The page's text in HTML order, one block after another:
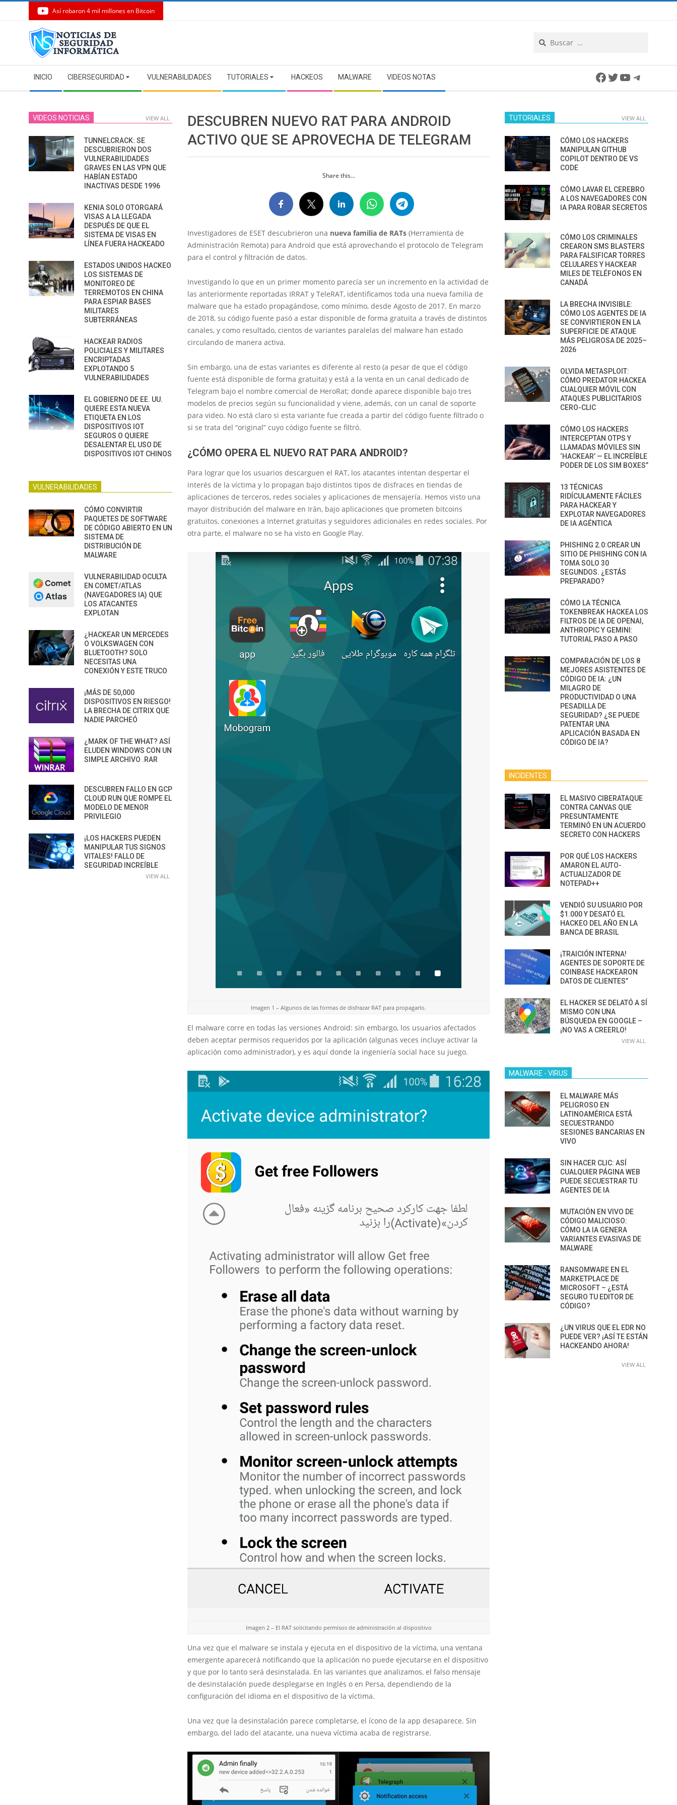
Así robaron 4 mil millones en Bitcoin
Navigation
Menu
INICIO CIBERSEGURIDAD VULNERABILIDADES TUTORIALES HACKEOS MALWARE VIDEOS NOTAS Facebook
Twitter
YouTube
DESCUBREN NUEVO RAT PARA ANDROID
ACTIVO QUE SE APROVECHA DE TELEGRAM
Share this...
Investigadores de ESET descubrieron una nueva familia de RATs (Herramienta de
Administración Remota) para Android que está aprovechando el protocolo de Telegram
para el control y filtración de datos.
Investigando lo que en un primer momento parecía ser un incremento en la actividad de
las anteriormente reportadas IRRAT y TeleRAT, identificamos toda una nueva familia de
malware que ha estado propagándose, como mínimo, desde Agosto de 2017. En marzo
de 2018, su código fuente pasó a estar disponible de forma gratuita a través de distintos
canales, y como resultado, cientos de variantes paralelas del malware han estado
circulando de manera activa.
Sin embargo, una de estas variantes es diferente al resto (a pesar de que el código
fuente está disponible de forma gratuita) y está a la venta en un canal dedicado de
Telegram bajo el nombre comercial de HeroRat; donde aparece disponible bajo tres
modelos de precios según su funcionalidad y viene, además, con un canal de soporte
para video. No está claro si esta variante fue creada a partir del código fuente filtrado o
si se trata del “original” cuyo código fuente se filtró.
¿CÓMO OPERA EL NUEVO RAT PARA ANDROID?
Para lograr que los usuarios descarguen el RAT, los atacantes intentan despertar el
interés de la víctima y lo propagan bajo distintos tipos de disfraces en tiendas de
aplicaciones de terceros, redes sociales y aplicaciones de mensajería. Hemos visto una
mayor distribución del malware en Irán, bajo aplicaciones que prometen bitcoins
gratuitos, conexiones a Internet gratuitas y seguidores adicionales en redes sociales. Por
otra parte, el malware no se ha visto en Google Play.
Imagen 1 – Algunos de las formas de disfrazar RAT para propagarlo.
El malware corre en todas las versiones Android: sin embargo, los usuarios afectados
deben aceptar permisos requeridos por la aplicación (algunas veces incluye activar la
aplicación como administrador), y es aquí donde la ingeniería social hace su juego.
Imagen 2 – El RAT solicitando permisos de administración al dispositivo
Una vez que el malware se instala y ejecuta en el dispositivo de la víctima, una ventana
emergente aparecerá notificando que la aplicación no puede ejecutarse en el dispositivo
y que por lo tanto será desinstalada. En las variantes que analizamos, el falso mensaje
de desinstalación puede desplegarse en Inglés o en Persa, dependiendo de la
configuración del idioma en el dispositivo de la víctima.
Una vez que la desinstalación parece completarse, el ícono de la app desaparece. Sin
embargo, del lado del atacante, una nueva víctima acaba de registrarse.
VIDEOS NOTICIAS VIEW ALL
TUNNELCRACK: SE
DESCUBRIERON DOS
VULNERABILIDADES
GRAVES EN LAS VPN QUE
HABÍAN ESTADO
INACTIVAS DESDE 1996
KENIA SOLO OTORGARÁ
VISAS A LA LLEGADA
DESPUÉS DE QUE EL
SISTEMA DE VISAS EN
LÍNEA FUERA HACKEADO
ESTADOS UNIDOS HACKEO
LOS SISTEMAS DE
MONITOREO DE
TERREMOTOS EN CHINA
PARA ESPIAR BASES
MILITARES
SUBTERRÁNEAS
HACKEAR RADIOS
POLICIALES Y MILITARES
ENCRIPTADAS
EXPLOTANDO 5
VULNERABILIDADES
EL GOBIERNO DE EE. UU.
QUIERE ESTA NUEVA
ETIQUETA EN LOS
DISPOSITIVOS IOT
SEGUROS O QUIERE
DESALENTAR EL USO DE
DISPOSITIVOS IOT CHINOS
VULNERABILIDADES
CÓMO CONVIRTIR
PAQUETES DE SOFTWARE
DE CÓDIGO ABIERTO EN UN
SISTEMA DE
DISTRIBUCIÓN DE
MALWARE
VULNERABILIDAD OCULTA
EN COMET/ATLAS
(NAVEGADORES IA) QUE
LOS ATACANTES
EXPLOTAN
¿HACKEAR UN MERCEDES
O VOLKSWAGEN CON
BLUETOOTH? SOLO
NECESITAS UNA
CONEXIÓN Y ESTE TRUCO
¡MÁS DE 50,000
DISPOSITIVOS EN RIESGO!
LA BRECHA DE CITRIX QUE
NADIE PARCHEÓ
¿MARK OF THE WHAT? ASÍ
ELUDEN WINDOWS CON UN
SIMPLE ARCHIVO .RAR
DESCUBREN FALLO EN GCP
CLOUD RUN QUE ROMPE EL
MODELO DE MENOR
PRIVILEGIO
¡LOS HACKERS PUEDEN
MANIPULAR TUS SIGNOS
VITALES! FALLO DE
SEGURIDAD INCREÍBLE
VIEW ALL
TUTORIALES VIEW ALL
CÓMO LOS HACKERS
MANIPULAN GITHUB
COPILOT DENTRO DE VS
CODE
CÓMO LAVAR EL CEREBRO
A LOS NAVEGADORES CON
IA PARA ROBAR SECRETOS
CÓMO LOS CRIMINALES
CREARON SMS BLASTERS
PARA FALSIFICAR TORRES
CELULARES Y HACKEAR
MILES DE TELÉFONOS EN
CANADÁ
LA BRECHA INVISIBLE:
CÓMO LOS AGENTES DE IA
SE CONVIRTIERON EN LA
SUPERFICIE DE ATAQUE
MÁS PELIGROSA DE 2025–
2026
OLVIDA METASPLOIT:
CÓMO PREDATOR HACKEA
CUALQUIER MÓVIL CON
ATAQUES PUBLICITARIOS
CERO-CLIC
CÓMO LOS HACKERS
INTERCEPTAN OTPS Y
LLAMADAS MÓVILES SIN
‘HACKEAR’ — EL INCREÍBLE
PODER DE LOS SIM BOXES”
13 TÉCNICAS
RIDÍCULAMENTE FÁCILES
PARA HACKEAR Y
EXPLOTAR NAVEGADORES
DE IA AGÉNTICA
PHISHING 2.0:CREAR UN
SITIO DE PHISHING CON IA
TOMA SOLO 30
SEGUNDOS. ¿ESTÁS
PREPARADO?
CÓMO LA TÉCNICA
TOKENBREAK HACKEA LOS
FILTROS DE IA DE OPENAI,
ANTHROPIC Y GEMINI:
TUTORIAL PASO A PASO
COMPARACIÓN DE LOS 8
MEJORES ASISTENTES DE
CÓDIGO DE IA: ¿UN
MILAGRO DE
PRODUCTIVIDAD O UNA
PESADILLA DE
SEGURIDAD? ¿SE PUEDE
PATENTAR UNA
APLICACIÓN BASADA EN
CÓDIGO DE IA?
INCIDENTES
EL MASIVO CIBERATAQUE
CONTRA CANVAS QUE
PRESUNTAMENTE
TERMINÓ EN UN ACUERDO
SECRETO CON HACKERS
POR QUÉ LOS HACKERS
AMARON EL AUTO-
ACTUALIZADOR DE
NOTEPAD++
VENDIÓ SU USUARIO POR
$1.000 Y DESATÓ EL
HACKEO DEL AÑO EN LA
BANCA DE BRASIL
¡TRAICIÓN INTERNA!
AGENTES DE SOPORTE DE
COINBASE HACKEARON
DATOS DE CLIENTES”
EL HACKER SE DELATÓ A SÍ
MISMO CON UNA
BÚSQUEDA EN GOOGLE –
¡NO VAS A CREERLO!
VIEW ALL
MALWARE - VIRUS
EL MALWARE MÁS
PELIGROSO EN
LATINOAMÉRICA ESTÁ
SECUESTRANDO
SESIONES BANCARIAS EN
VIVO
SIN HACER CLIC: ASÍ
CUALQUIER PÁGINA WEB
PUEDE SECUESTRAR TU
AGENTES DE IA
MUTACIÓN EN VIVO DE
CÓDIGO MALICIOSO:
CÓMO LA IA GENERA
VARIANTES EVASIVAS DE
MALWARE
RANSOMWARE EN EL
MARKETPLACE DE
MICROSOFT – ¿ESTÁ
SEGURO TU EDITOR DE
CÓDIGO?
¿UN VIRUS QUE EL EDR NO
PUEDE VER? ¡ASÍ TE ESTÁN
HACKEANDO AHORA!
VIEW ALL